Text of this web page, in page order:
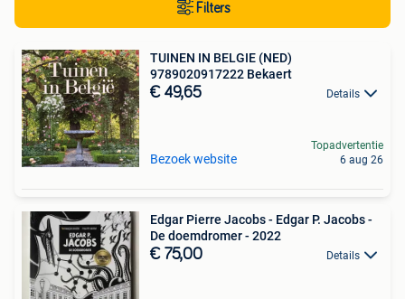
Filters
TUINEN IN BELGIE (NED)
9789020917222 Bekaert
€ 49,65 Details
Bezoek website
Topadvertentie
6 aug 26
Edgar Pierre Jacobs - Edgar P. Jacobs -
De doemdromer - 2022
€ 75,00 Details